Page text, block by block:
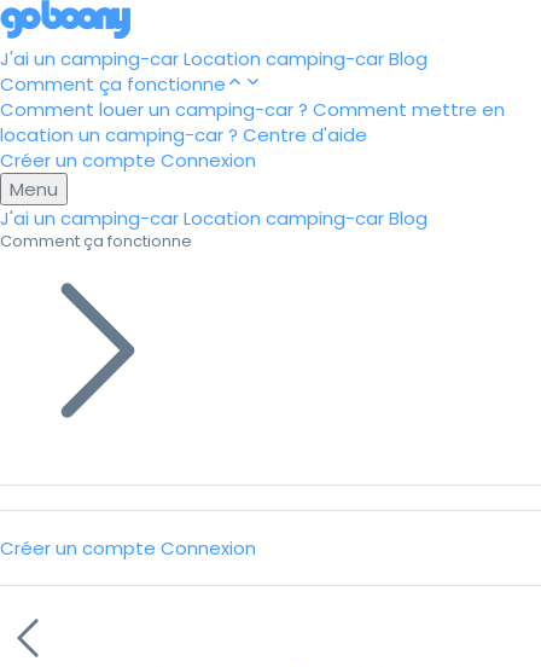
J'ai un camping-carLocation camping-carBlog
Comment ça fonctionne
Comment louer un camping-car ? Comment mettre en
location un camping-car ? Centre d'aide
Créer un compte Connexion
Menu
J'ai un camping-carLocation camping-carBlog
Comment ça fonctionne
Créer un compte Connexion